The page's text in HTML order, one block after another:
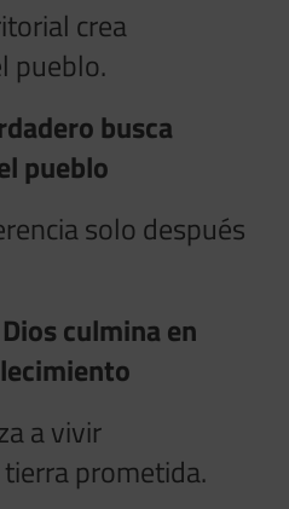
crea
pueblo.
busca
pueblo
solo después
culmina en
a vivir
prometida.